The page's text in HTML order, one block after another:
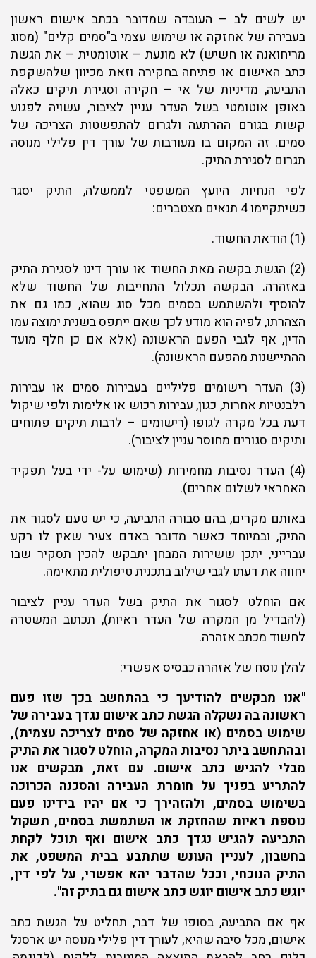
יש לשים לב – העובדה שמדובר בכתב אישום ראשון
בעבירה של אחזקה או שימוש עצמי ב"סמים קלים" (מסוג
מריחואנה או חשיש) לא מונעת – אוטומטית – את הגשת
כתב האישום או פתיחה בחקירה וזאת מכיוון שלהשקפת
התביעה, מדיניות של אי – חקירה וסגירת תיקים כאלה
באופן אוטומטי בשל העדר עניין לציבור, עשויה לפגוע
קשות בגורם ההרתעה ולגרום להתפשטות הצריכה של
סמים. זה המקום בו מעורבות של עורך דין פלילי מנוסה
תגרום לסגירת התיק.
לפי הנחיות היועץ המשפטי לממשלה, התיק יסגר
כשיתקיימו 4 תנאים מצטברים:
(1) הודאת החשוד.
(2) הגשת בקשה מאת החשוד או עורך דינו לסגירת התיק
באזהרה. הבקשה תכלול התחייבות של החשוד שלא
להוסיף ולהשתמש בסמים מכל סוג שהוא, כמו גם את
הצהרתו, לפיה הוא מודע לכך שאם ייתפס בשנית ימוצה עמו
הדין, אף לגבי הפעם הראשונה (אלא אם כן חלף מועד
ההתיישנות מהפעם הראשונה).
(3) העדר רישומים פליליים בעבירות סמים או עבירות
רלבנטיות אחרות, כגון, עבירות רכוש או אלימות ולפי שיקול
דעת בכל מקרה לגופו (רישומים – לרבות תיקים פתוחים
ותיקים סגורים מחוסר עניין לציבור).
(4) העדר נסיבות מחמירות (שימוש על- ידי בעל תפקיד
האחראי לשלום אחרים).
באותם מקרים, בהם סבורה התביעה, כי יש טעם לסגור את
התיק, ובמיוחד כאשר מדובר באדם צעיר שאין לו רקע
עברייני, יתכן ששירות המבחן יתבקש להכין תסקיר שבו
יחווה את דעתו לגבי שילוב בתכנית טיפולית מתאימה.
אם הוחלט לסגור את התיק בשל העדר עניין לציבור
(להבדיל מן המקרה של העדר ראיות), תכתוב המשטרה
לחשוד מכתב אזהרה.
להלן נוסח של אזהרה כבסיס אפשרי:
"אנו מבקשים להודיעך כי בהתחשב בכך שזו פעם
ראשונה בה נשקלה הגשת כתב אישום נגדך בעבירה של
שימוש בסמים (או אחזקה של סמים לצריכה עצמית),
ובהתחשב ביתר נסיבות המקרה, הוחלט לסגור את התיק
מבלי להגיש כתב אישום. עם זאת, מבקשים אנו
להתריע בפניך על חומרת העבירה והסכנה הכרוכה
בשימוש בסמים, ולהזהירך כי אם יהיו בידינו פעם
נוספת ראיות שהחזקת או השתמשת בסמים, תשקול
התביעה להגיש נגדך כתב אישום ואף תוכל לקחת
בחשבון, לעניין העונש שתתבע בבית המשפט, את
התיק הנוכחי, וככל שהדבר יהא אפשרי, על לפי דין,
יוגש כתב אישום יוגש כתב אישום גם בתיק זה".
אף אם התביעה, בסופו של דבר, תחליט על הגשת כתב
אישום, מכל סיבה שהיא, לעורך דין פלילי מנוסה יש ארסנל